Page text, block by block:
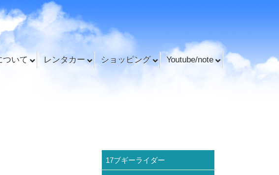
ついて レンタカー ショッピング
Youtube/note
17ブギーライダー